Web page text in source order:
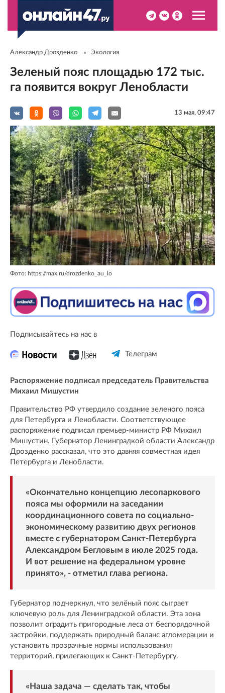
Александр Дрозденко Экология
Зеленый пояс площадью 172 тыс.
га появится вокруг Ленобласти
13 мая, 09:47
Фото: https://max.ru/drozdenko_au_lo
Подписывайтесь на нас в
Телеграм
Распоряжение подписал председатель Правительства
Михаил Мишустин
Правительство РФ утвердило создание зеленого пояса
для Петербурга и Ленобласти. Соответствующее
распоряжение подписал премьер-министр РФ Михаил
Мишустин. Губернатор Ленинградкой области Александр
Дрозденко рассказал, что это давняя совместная идея
Петербурга и Ленобласти.
«Окончательно концепцию лесопаркового
пояса мы оформили на заседании
координационного совета по социально-
экономическому развитию двух регионов
вместе с губернатором Санкт-Петербурга
Александром Бегловым в июле 2025 года.
И вот решение на федеральном уровне
принято», - отметил глава региона.
Губернатор подчеркнул, что зелёный пояс сыграет
ключевую роль для Ленинградской области. Эта зона
позволит оградить пригородные леса от беспорядочной
застройки, поддержать природный баланс агломерации и
установить прозрачные нормы использования
территорий, прилегающих к Санкт-Петербургу.
«Наша задача — сделать так, чтобы